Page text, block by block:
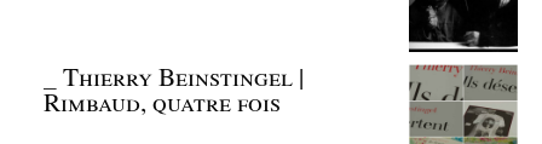
_Thierry Beinstingel |
Rimbaud, quatre fois